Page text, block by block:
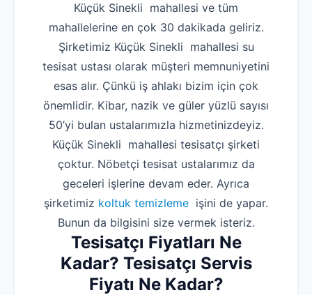
Küçük Sinekli mahallesi ve tüm
mahallelerine en çok 30 dakikada geliriz.
Şirketimiz Küçük Sinekli mahallesi su
tesisat ustası olarak müşteri memnuniyetini
esas alır. Çünkü iş ahlakı bizim için çok
önemlidir. Kibar, nazik ve güler yüzlü sayısı
50’yi bulan ustalarımızla hizmetinizdeyiz.
Küçük Sinekli mahallesi tesisatçı şirketi
çoktur. Nöbetçi tesisat ustalarımız da
geceleri işlerine devam eder. Ayrıca
şirketimiz koltuk temizleme işini de yapar.
Bunun da bilgisini size vermek isteriz.
Tesisatçı Fiyatları Ne
Kadar? Tesisatçı Servis
Fiyatı Ne Kadar?